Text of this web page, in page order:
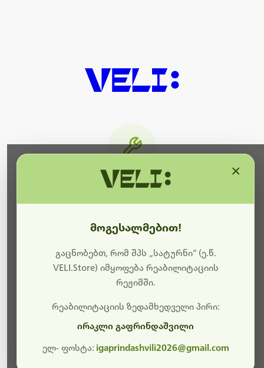
ბოდიშს გიხდით შეფერხებისთვის. ამჟამად
მიმდინარეობს საიტის განახლება და ტექნიკური
სამუშაოები.
მალე ისევ ხელმისაწვდომი იქნება. გმადლობთ
მოგესალმებით!
გაცნობებთ, რომ შპს „სატურნი“ (ე.წ.
VELI.Store) იმყოფება რეაბილიტაციის
რეჟიმში.
რეაბილიტაციის ზედამხედველი პირი:
ირაკლი გაფრინდაშვილი
ელ- ფოსტა: igaprindashvili2026@gmail.com
×